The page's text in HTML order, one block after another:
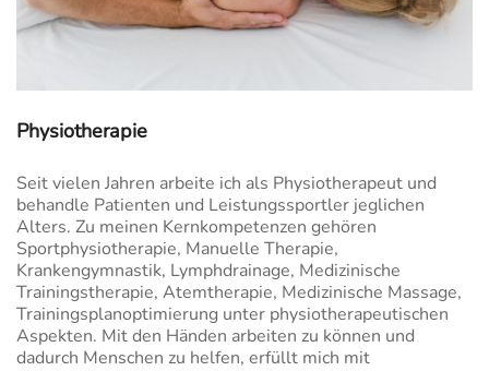
Physiotherapie
Seit vielen Jahren arbeite ich als Physiotherapeut und
behandle Patienten und Leistungssportler jeglichen
Alters. Zu meinen Kernkompetenzen gehören
Sportphysiotherapie, Manuelle Therapie,
Krankengymnastik, Lymphdrainage, Medizinische
Trainingstherapie, Atemtherapie, Medizinische Massage,
Trainingsplanoptimierung unter physiotherapeutischen
Aspekten. Mit den Händen arbeiten zu können und
dadurch Menschen zu helfen, erfüllt mich mit